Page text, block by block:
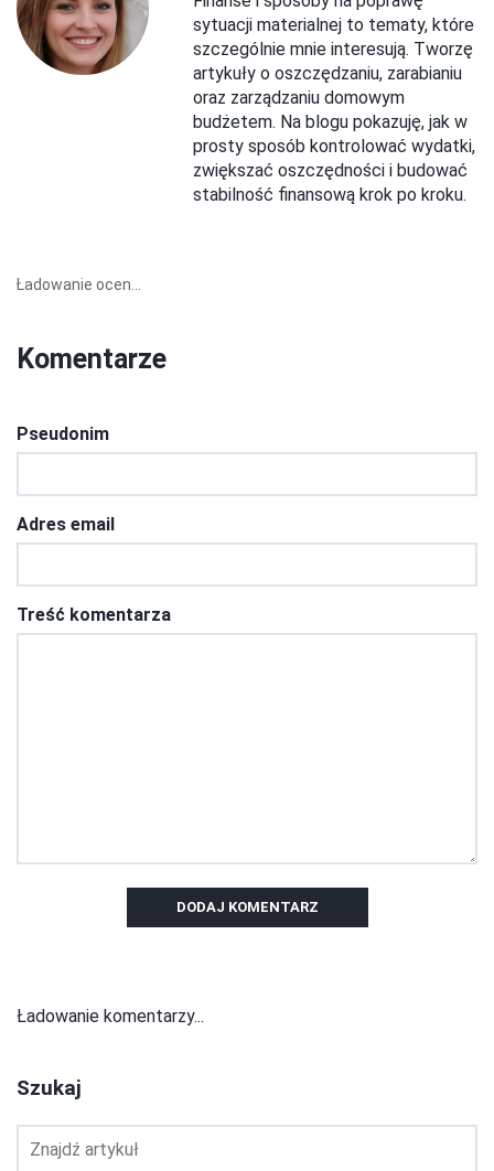
sytuacji materialnej to tematy, które
szczególnie mnie interesują. Tworzę
artykuły o oszczędzaniu, zarabianiu
oraz zarządzaniu domowym
budżetem. Na blogu pokazuję, jak w
prosty sposób kontrolować wydatki,
zwiększać oszczędności i budować
stabilność finansową krok po kroku.
Ładowanie ocen...
Komentarze
Pseudonim
Adres email
Treść komentarza
DODAJ KOMENTARZ
Ładowanie komentarzy...
Szukaj